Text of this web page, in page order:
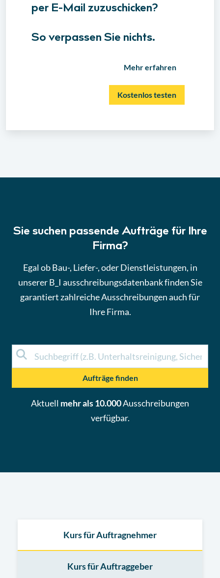
per E-Mail zuzuschicken?
So verpassen Sie nichts.
Mehr erfahren
Kostenlos testen
Sie suchen passende Aufträge für Ihre
Firma?
Egal ob Bau-, Liefer-, oder Dienstleistungen, in
unserer B_I ausschreibungsdatenbank finden Sie
garantiert zahlreiche Ausschreibungen auch für
Ihre Firma.
Aufträge finden
Aktuell mehr als 10.000Ausschreibungen
verfügbar.
Kurs für Auftragnehmer
Kurs für Auftraggeber